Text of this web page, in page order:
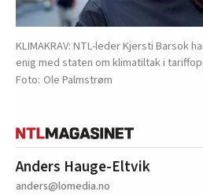
KLIMAKRAV: NTL-leder Kjersti Barsok
enig med staten om klimatiltak i
Ole Palmstrøm
Anders Hauge-Eltvik
anders@lomedia.no